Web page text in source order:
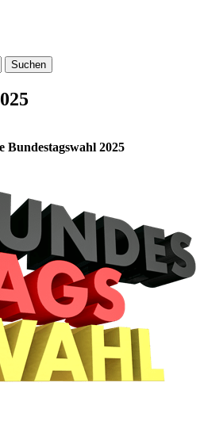
Suchen
2025